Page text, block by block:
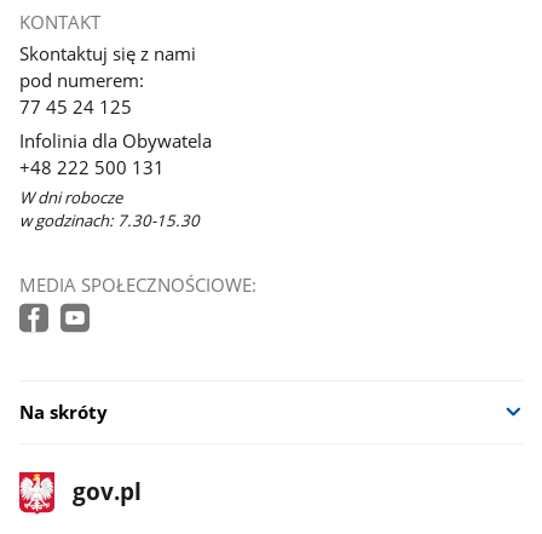
KONTAKT
Skontaktuj się z nami
pod numerem:
77 45 24 125
Infolinia dla Obywatela
+48 222 500 131
W dni robocze
w godzinach: 7.30-15.30
MEDIA SPOŁECZNOŚCIOWE:
Na skróty
stopka
gov.pl
Strona
gov.pl